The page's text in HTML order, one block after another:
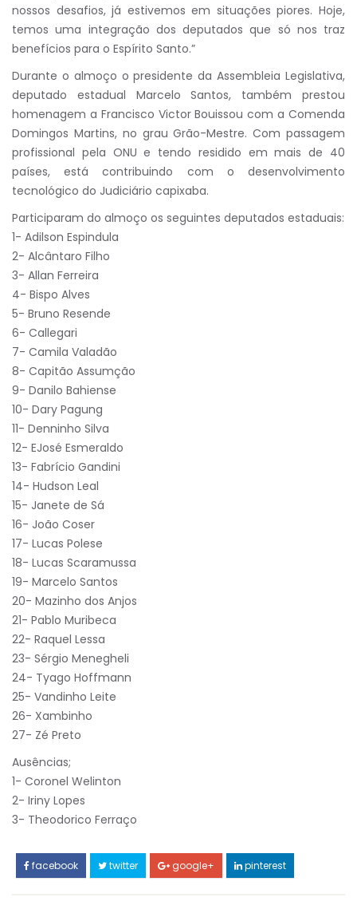
nossos desafios, já estivemos em situações piores. Hoje,
temos uma integração dos deputados que só nos traz
benefícios para o Espírito Santo.”
Durante o almoço o presidente da Assembleia Legislativa,
deputado estadual Marcelo Santos, também prestou
homenagem a Francisco Victor Bouissou com a Comenda
Domingos Martins, no grau Grão-Mestre. Com passagem
profissional pela ONU e tendo residido em mais de 40
países, está contribuindo com o desenvolvimento
tecnológico do Judiciário capixaba.
Participaram do almoço os seguintes deputados estaduais:
1- Adilson Espindula
2- Alcântaro Filho
3- Allan Ferreira
4- Bispo Alves
5- Bruno Resende
6- Callegari
7- Camila Valadão
8- Capitão Assumção
9- Danilo Bahiense
10- Dary Pagung
11- Denninho Silva
12- EJosé Esmeraldo
13- Fabrício Gandini
14- Hudson Leal
15- Janete de Sá
16- João Coser
17- Lucas Polese
18- Lucas Scaramussa
19- Marcelo Santos
20- Mazinho dos Anjos
21- Pablo Muribeca
22- Raquel Lessa
23- Sérgio Menegheli
24- Tyago Hoffmann
25- Vandinho Leite
26- Xambinho
27- Zé Preto
Ausências;
1- Coronel Welinton
2- Iriny Lopes
3- Theodorico Ferraço
facebook twitter google+ pinterest